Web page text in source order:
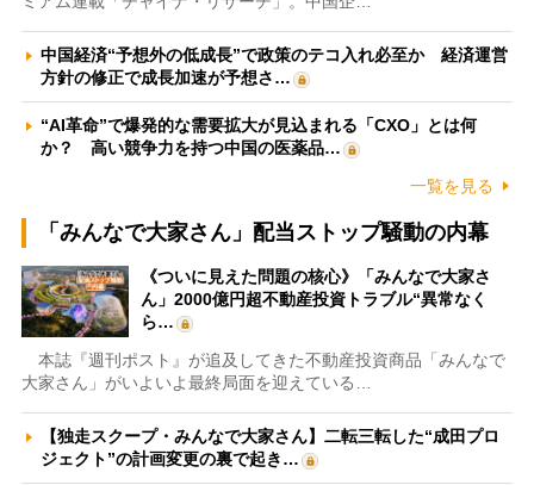
中国経済“予想外の低成長”で政策のテコ入れ必至か 経済運営
方針の修正で成長加速が予想さ…
“AI革命”で爆発的な需要拡大が見込まれる「CXO」とは何
か？ 高い競争力を持つ中国の医薬品…
一覧を見る
「みんなで大家さん」配当ストップ騒動の内幕
《ついに見えた問題の核心》「みんなで大家さ
ん」2000億円超不動産投資トラブル“異常なく
ら…
本誌『週刊ポスト』が追及してきた不動産投資商品「みんなで
大家さん」がいよいよ最終局面を迎えている…
【独走スクープ・みんなで大家さん】二転三転した“成田プロ
ジェクト”の計画変更の裏で起き…